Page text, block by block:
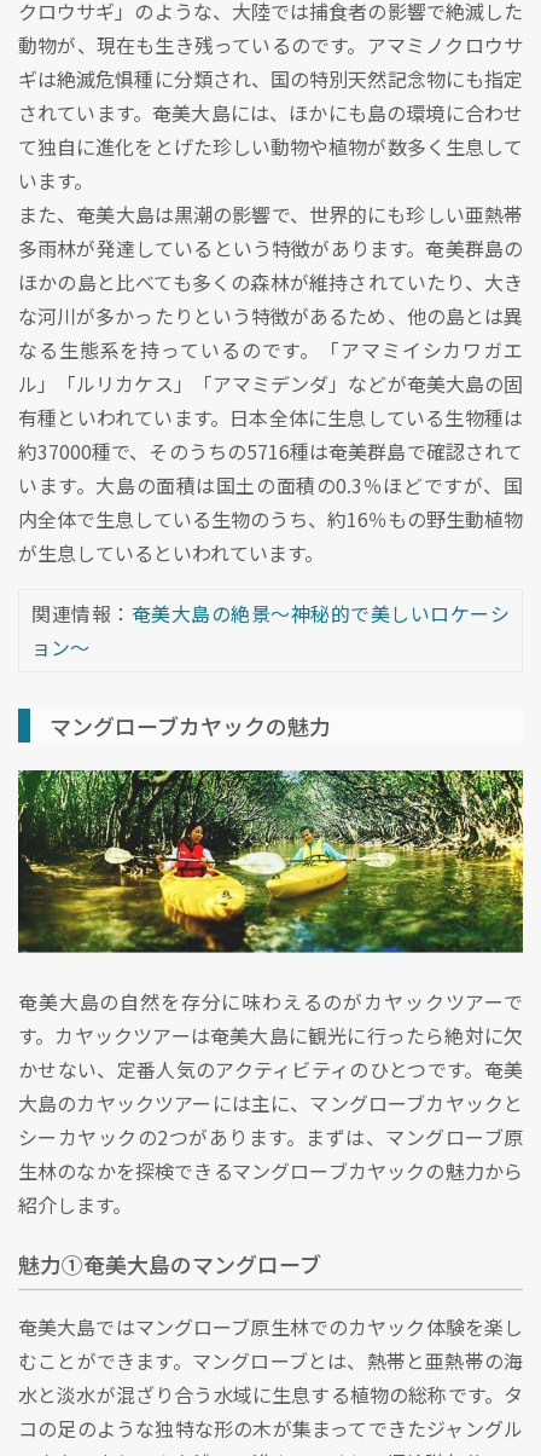
クロウサギ」のような、大陸では捕食者の影響で絶滅した
動物が、現在も生き残っているのです。アマミノクロウサ
ギは絶滅危惧種に分類され、国の特別天然記念物にも指定
されています。奄美大島には、ほかにも島の環境に合わせ
て独自に進化をとげた珍しい動物や植物が数多く生息して
います。
また、奄美大島は黒潮の影響で、世界的にも珍しい亜熱帯
多雨林が発達しているという特徴があります。奄美群島の
ほかの島と比べても多くの森林が維持されていたり、大き
な河川が多かったりという特徴があるため、他の島とは異
なる生態系を持っているのです。「アマミイシカワガエ
ル」「ルリカケス」「アマミデンダ」などが奄美大島の固
有種といわれています。日本全体に生息している生物種は
約37000種で、そのうちの5716種は奄美群島で確認されて
います。大島の面積は国土の面積の0.3％ほどですが、国
内全体で生息している生物のうち、約16％もの野生動植物
が生息しているといわれています。
関連情報： 奄美大島の絶景～神秘的で美しいロケーシ
ョン～
マングローブカヤックの魅力
奄美大島の自然を存分に味わえるのがカヤックツアーで
す。カヤックツアーは奄美大島に観光に行ったら絶対に欠
かせない、定番人気のアクティビティのひとつです。奄美
大島のカヤックツアーには主に、マングローブカヤックと
シーカヤックの2つがあります。まずは、マングローブ原
生林のなかを探検できるマングローブカヤックの魅力から
紹介します。
魅力①奄美大島のマングローブ
奄美大島ではマングローブ原生林でのカヤック体験を楽し
むことができます。マングローブとは、熱帯と亜熱帯の海
水と淡水が混ざり合う水域に生息する植物の総称です。タ
コの足のような独特な形の木が集まってできたジャングル